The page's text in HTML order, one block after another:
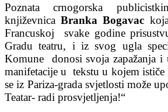
Poznata crnogorska
književnicaBranka Bogavac
Francuskoj svake godine
Gradu teatru, i iz svog ugla
Komune donosi svoja zapažanja i
manifetacije u tekstu u kojem ističe
se iz Pariza-grada svjetlosti može
Teatar- radi prosvjetljenja!“